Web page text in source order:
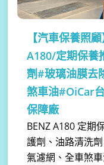
【汽車保養照顧
A180/定期保養
劑#玻璃油膜去
煞車油#OiCar
保障廠
BENZ A180 定期
護劑、油路清洗
氣濾網、全車煞